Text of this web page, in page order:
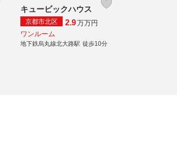
キュービックハウス
京都市北区 2.9万万円
ワンルーム
地下鉄烏丸線北大路駅 徒歩10分